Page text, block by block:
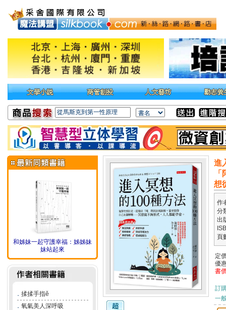
和姊妹一起守護幸福：姊姊妹
妹站起來
． 揉揉手指ӗ
． 氧氣美人深呼吸
進
想
作
分
出
頁
定
優
書
訂
一